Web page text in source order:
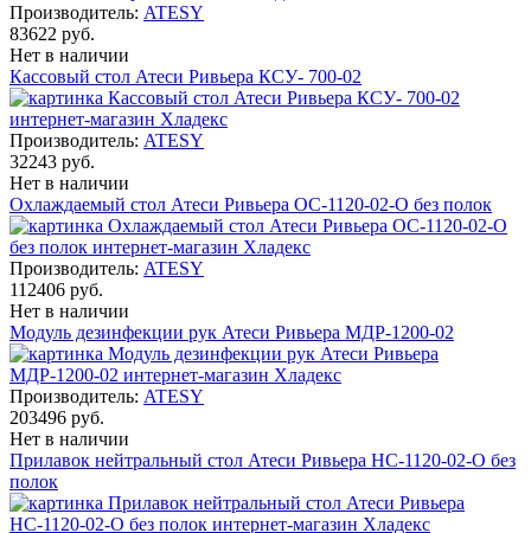
Производитель: ATESY
83622 руб.
Нет в наличии
Кассовый стол Атеси Ривьера КСУ- 700-02
Производитель: ATESY
32243 руб.
Нет в наличии
Охлаждаемый стол Атеси Ривьера ОС-1120-02-О без полок
Производитель: ATESY
112406 руб.
Нет в наличии
Модуль дезинфекции рук Атеси Ривьера МДР-1200-02
Производитель: ATESY
203496 руб.
Нет в наличии
Прилавок нейтральный стол Атеси Ривьера НС-1120-02-О без
полок